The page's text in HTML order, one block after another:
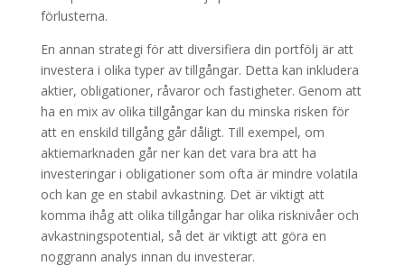
förlusterna.
En annan strategi för att diversifiera din portfölj är att
investera i olika typer av tillgångar. Detta kan inkludera
aktier, obligationer, råvaror och fastigheter. Genom att
ha en mix av olika tillgångar kan du minska risken för
att en enskild tillgång går dåligt. Till exempel, om
aktiemarknaden går ner kan det vara bra att ha
investeringar i obligationer som ofta är mindre volatila
och kan ge en stabil avkastning. Det är viktigt att
komma ihåg att olika tillgångar har olika risknivåer och
avkastningspotential, så det är viktigt att göra en
noggrann analys innan du investerar.